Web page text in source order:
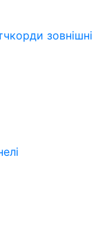
зовнішні